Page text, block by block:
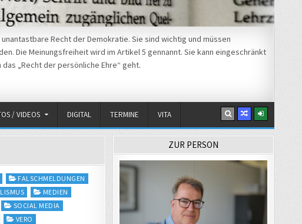
Recht der Demokratie. Sie sind wichtig und müssen
Die Meinungsfreiheit wird im Artikel 5 gennannt. Sie kann eingeschränkt
„Recht der persönliche Ehre“ geht.
/ VIDEOS DIGITAL TERMINE VITA
FALSCHMELDUNGEN
MEDIEN
SOCIAL MEDIA
VERO
ZUR PERSON